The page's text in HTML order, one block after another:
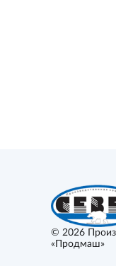
© 2026
«Продмаш»